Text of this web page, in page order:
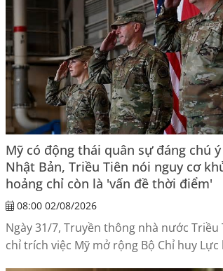
Mỹ có động thái quân sự đáng chú
Nhật Bản, Triều Tiên nói nguy cơ
hoảng chỉ còn là 'vấn đề thời điểm'
08:00 02/08/2026
Ngày 31/7, Truyền thông nhà nước Triều
chỉ trích việc Mỹ mở rộng Bộ Chỉ huy